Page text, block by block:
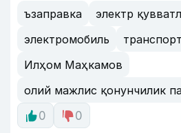
ъзаправка
электр
электромобиль
Илҳом Маҳкамов
олий мажлис қонунчилик
0
0